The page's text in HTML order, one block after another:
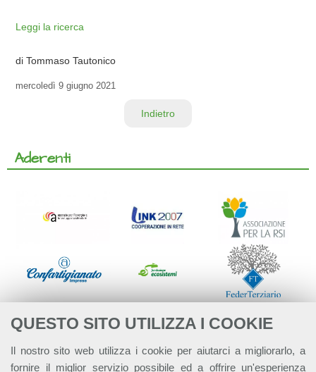
QUESTO SITO UTILIZZA I COOKIE
Il nostro sito web utilizza i cookie per aiutarci a migliorarlo, a
fornire il miglior servizio possibile ed a offrire un'esperienza
Leggi la ricerca
di Tommaso Tautonico
mercoledì 9 giugno 2021
Indietro
Aderenti